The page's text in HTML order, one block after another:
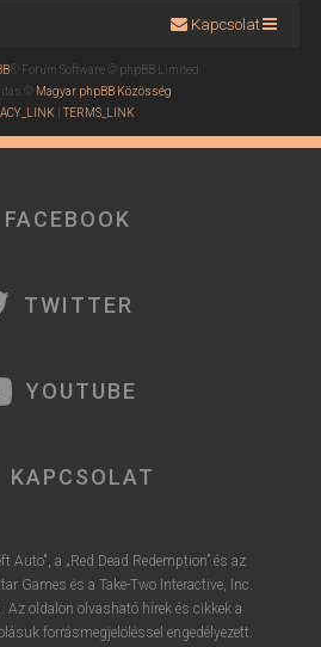
Kapcsolat
® Forum Software © phpBB Limited
© Magyar phpBB Közösség
|TERMS_LINK
FACEBOOK
TWITTER
YOUTUBE
KAPCSOLAT
Auto", a „Red Dead Redemption” és az
Games és a Take-Two Interactive, Inc.
Az oldalon olvasható hírek és cikkek a
forrásmegjelöléssel engedélyezett.